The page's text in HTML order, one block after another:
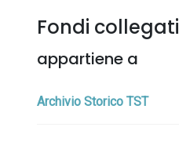
Fondi collegati
appartiene a
Archivio Storico TST